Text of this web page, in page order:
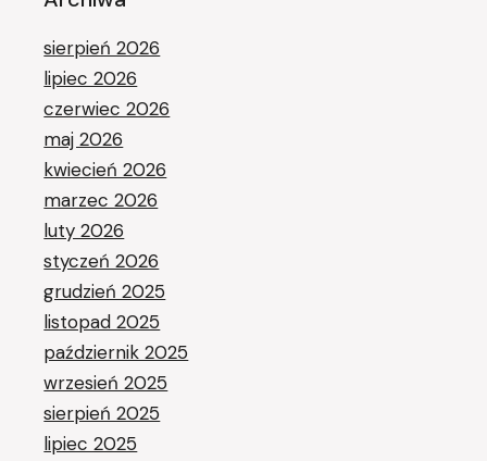
sierpień 2026
lipiec 2026
czerwiec 2026
maj 2026
kwiecień 2026
marzec 2026
luty 2026
styczeń 2026
grudzień 2025
listopad 2025
październik 2025
wrzesień 2025
sierpień 2025
lipiec 2025